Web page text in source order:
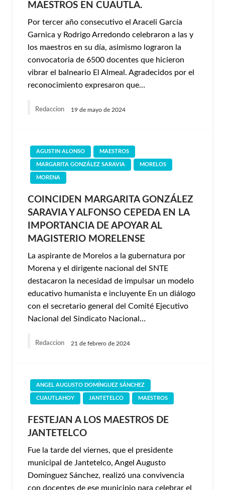
MAESTROS EN CUAUTLA.
Por tercer año consecutivo el Araceli García
Garnica y Rodrigo Arredondo celebraron a las y
los maestros en su día, asimismo lograron la
convocatoria de 6500 docentes que hicieron
vibrar el balneario El Almeal. Agradecidos por el
reconocimiento expresaron que…
Redaccion 19 de mayo de 2024
AGUSTIN ALONSO MAESTROS
MARGARITA GONZÁLEZ SARAVIA MORELOS
MORENA
COINCIDEN MARGARITA GONZÁLEZ
SARAVIA Y ALFONSO CEPEDA EN LA
IMPORTANCIA DE APOYAR AL
MAGISTERIO MORELENSE
La aspirante de Morelos a la gubernatura por
Morena y el dirigente nacional del SNTE
destacaron la necesidad de impulsar un modelo
educativo humanista e incluyente En un diálogo
con el secretario general del Comité Ejecutivo
Nacional del Sindicato Nacional…
Redaccion 21 de febrero de 2024
ANGEL AUGUSTO DOMÍNGUEZ SÁNCHEZ
CUAUTLAHOY JANTETELCO MAESTROS
FESTEJAN A LOS MAESTROS DE
JANTETELCO
Fue la tarde del viernes, que el presidente
municipal de Jantetelco, Angel Augusto
Domínguez Sánchez, realizó una convivencia
con docentes de ese municipio para celebrar el